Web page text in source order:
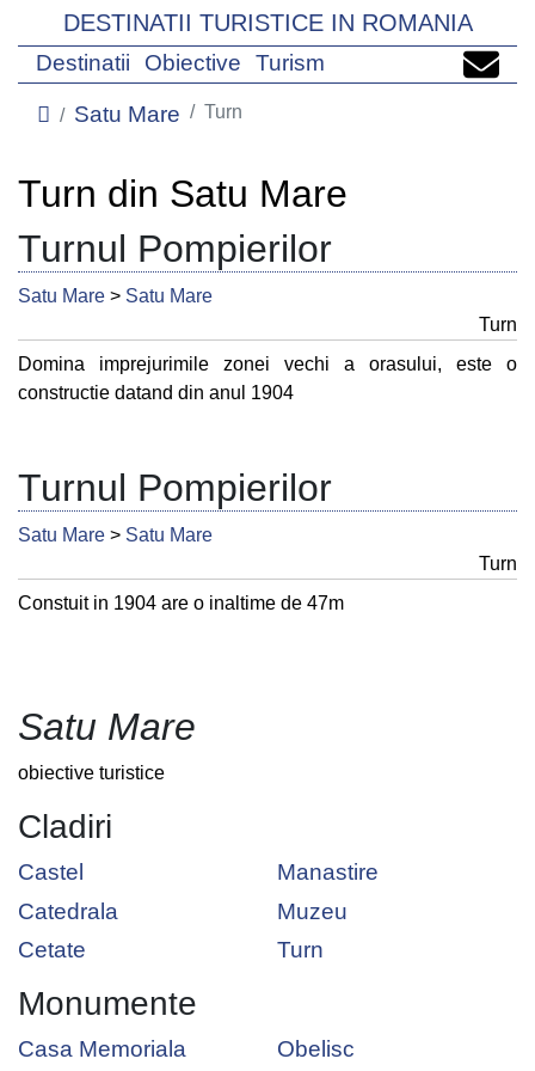
DESTINATII TURISTICE IN ROMANIA
Destinatii Obiective Turism
Satu Mare Turn
Turn din Satu Mare
Turnul Pompierilor
Satu Mare > Satu Mare
Turn
Domina imprejurimile zonei vechi a orasului, este o
constructie datand din anul 1904
Turnul Pompierilor
Satu Mare > Satu Mare
Turn
Constuit in 1904 are o inaltime de 47m
Satu Mare
obiective turistice
Cladiri
Castel
Catedrala
Cetate
Manastire
Muzeu
Turn
Monumente
Casa Memoriala Obelisc